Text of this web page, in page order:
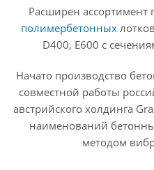
Расширен ассортимент
полимербетонных
D400, E600 с
Начато производство
совместной работы
австрийского холдинга
наименований
методом